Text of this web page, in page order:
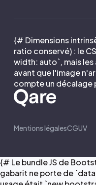
{# Dimensions
ratio conservé) : le
width: auto`, mais
avant que l'image
compte un
Mentions légalesCGUV
{# Le bundle JS de
gabarit ne porte de